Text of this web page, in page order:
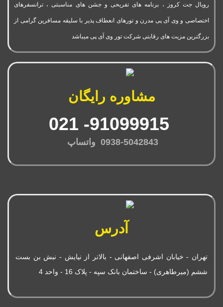
رویال جت کروز ، برنامه های تفریحی و جشن های مناسبتی ، ترانسفرهای
اختصاصی و وی آی پی مدرن و تورهای انعطاف پذیر با سلیقه مسافرین گرامی از
بزرگترین مزیت های رقابتی شرکت تور وی آی پی میباشد
مشاوره رایگان
0938-5042843 واتساپ
آدرس
تهران - خیابان اشرفی اصفهانی - بالاتر از نیایش - نبش بن بست
ششم (میرطاهری) - ساختمان بانک سپه - پلاک 16 - واحد 4